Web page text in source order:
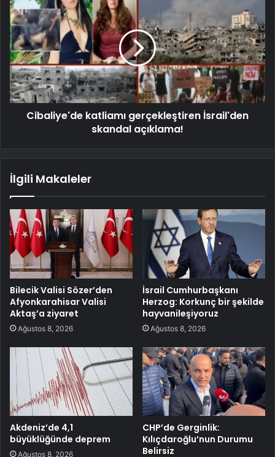
Cibaliye'de katliamı gerçekleştiren İsrail'den
skandal açıklama!
İlgili Makaleler
Bilecik Valisi Sözer’den
Afyonkarahisar Valisi
Aktaş’a ziyaret
Ağustos 8, 2026
İsrail Cumhurbaşkanı
Herzog: Korkunç bir şekilde
hayvanileşiyoruz
Ağustos 8, 2026
Akdeniz’de 4,1
büyüklüğünde deprem
Ağustos 8, 2026
CHP’de Gerginlik:
Kılıçdaroğlu’nun Durumu
Belirsiz